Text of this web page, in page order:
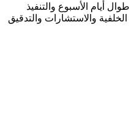
أيام الأسبوع والتنفيذ
والاستشارات والتدقيق